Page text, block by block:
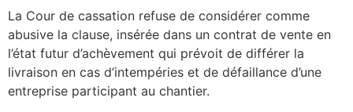
La Cour de cassation refuse de considérer comme
abusive la clause, insérée dans un contrat de vente en
l’état futur d’achèvement qui prévoit de différer la
livraison en cas d’intempéries et de défaillance d’une
entreprise participant au chantier.